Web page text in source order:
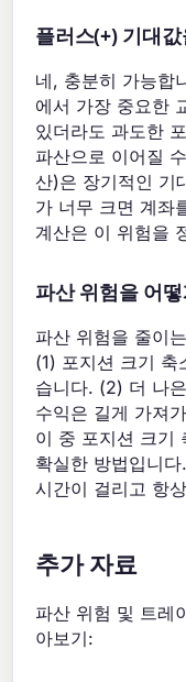
플러스(+) 기대
네, 충분히 가능합
에서 가장 중요한
있더라도 과도한
파산으로 이어질
산)은 장기적인 기
가 너무 크면 계좌
계산은 이 위험을
파산 위험을 어
파산 위험을 줄이
(1) 포지션 크기
습니다. (2) 더 나
수익은 길게 가져
이 중 포지션 크기
확실한 방법입니
시간이 걸리고 항
추가 자료
파산 위험 및 트레
아보기: